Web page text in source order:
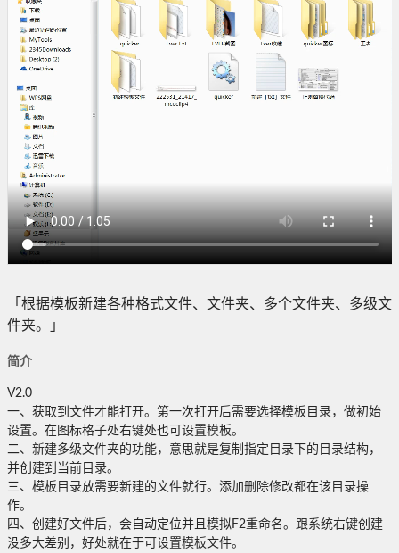
「根据模板新建各种格式文件、文件夹、多个文件夹、多级文
件夹。」
简介
V2.0
一、获取到文件才能打开。第一次打开后需要选择模板目录，做初始
设置。在图标格子处右键处也可设置模板。
二、新建多级文件夹的功能，意思就是复制指定目录下的目录结构，
并创建到当前目录。
三、模板目录放需要新建的文件就行。添加删除修改都在该目录操
作。
四、创建好文件后，会自动定位并且模拟F2重命名。跟系统右键创建
没多大差别，好处就在于可设置模板文件。